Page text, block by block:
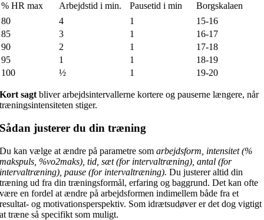
% HR max Arbejdstid i min. Pausetid i min
Borgskalaen
80
4 1
15-16
85
3 1
16-17
90
2 1
17-18
95
1 1
18-19
100
½ 1 19-20
Kort sagt bliver arbejdsintervallerne kortere og pauserne længere, når
træningsintensiteten stiger.
Sådan justerer du din træning
Du kan vælge at ændre på parametre somarbejdsform, intensitet (%
makspuls, %vo2maks), tid, sæt (for intervaltræning), antal (for
intervaltræning), pause (for intervaltræning).Du justerer altid din
træning ud fra din træningsformål, erfaring og baggrund. Det kan ofte
være en fordel at ændre på arbejdsformen indimellem både fra et
resultat- og motivationsperspektiv. Som idrætsudøver er det dog vigtigt
at træne så specifikt som muligt.